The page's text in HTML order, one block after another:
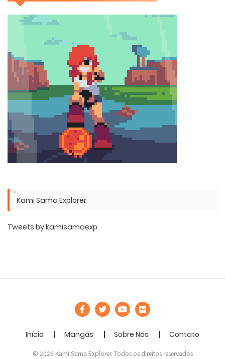
Kami Sama Explorer
Tweets by kamisamaexp
Início Mangás Sobre Nós Contato
© 2026 Kami Sama Explorer. Todos os direitos reservados